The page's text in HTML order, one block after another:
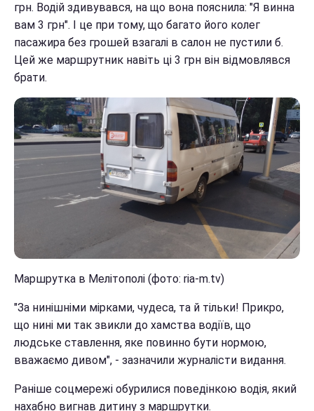
грн. Водій здивувався, на що вона пояснила: "Я винна
вам 3 грн". І це при тому, що багато його колег
пасажира без грошей взагалі в салон не пустили б.
Цей же маршрутник навіть ці 3 грн він відмовлявся
брати.
Маршрутка в Мелітополі (фото: ria-m.tv)
"За нинішніми мірками, чудеса, та й тільки! Прикро,
що нині ми так звикли до хамства водіїв, що
людське ставлення, яке повинно бути нормою,
вважаємо дивом", - зазначили журналісти видання.
Раніше соцмережі обурилися поведінкою водія, який
нахабно вигнав дитину з маршрутки.